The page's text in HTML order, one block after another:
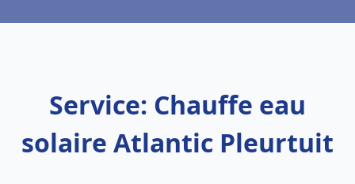
Service: Chauffe eau
solaire Atlantic Pleurtuit